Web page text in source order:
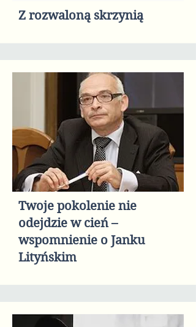
Z rozwaloną skrzynią
Twoje pokolenie nie
odejdzie w cień –
wspomnienie o Janku
Lityńskim